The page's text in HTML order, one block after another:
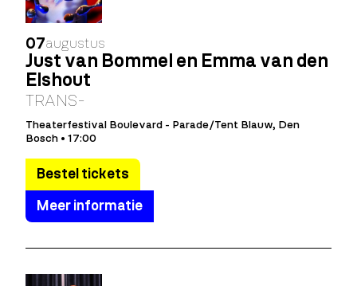
07augustus
Just van Bommel en Emma van den
Elshout
TRANS-
Theaterfestival Boulevard - Parade/Tent Blauw, Den
Bosch • 17:00
Bestel tickets
Meer informatie